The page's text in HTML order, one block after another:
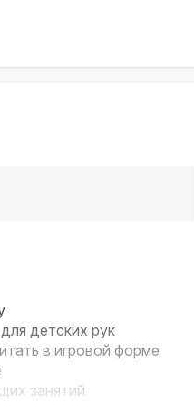
детских рук
в игровой форме
занятий